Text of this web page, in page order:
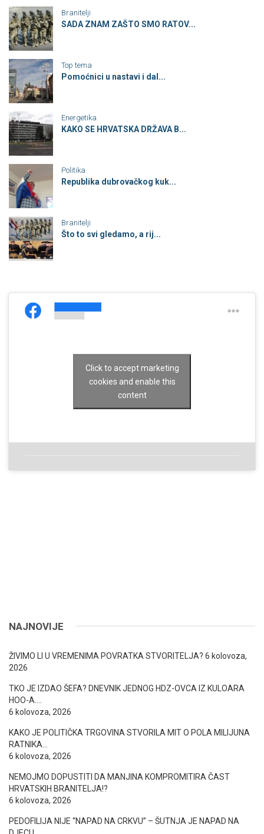
Branitelji
SADA ZNAM ZAŠTO SMO RATOV...
Top tema
Pomoćnici u nastavi i dal...
Energetika
KAKO SE HRVATSKA DRŽAVA B...
Politika
Republika dubrovačkog kuk...
Branitelji
Što to svi gledamo, a rij...
Click to accept marketing
cookies and enable this
content
NAJNOVIJE
ŽIVIMO LI U VREMENIMA POVRATKA STVORITELJA? 6 kolovoza,
2026
TKO JE IZDAO ŠEFA? DNEVNIK JEDNOG HDZ-OVCA IZ KULOARA
HOO-A….
6 kolovoza, 2026
KAKO JE POLITIČKA TRGOVINA STVORILA MIT O POLA MILIJUNA
RATNIKA…
6 kolovoza, 2026
NEMOJMO DOPUSTITI DA MANJINA KOMPROMITIRA ČAST
HRVATSKIH BRANITELJA!?
6 kolovoza, 2026
PEDOFILIJA NIJE “NAPAD NA CRKVU” – ŠUTNJA JE NAPAD NA